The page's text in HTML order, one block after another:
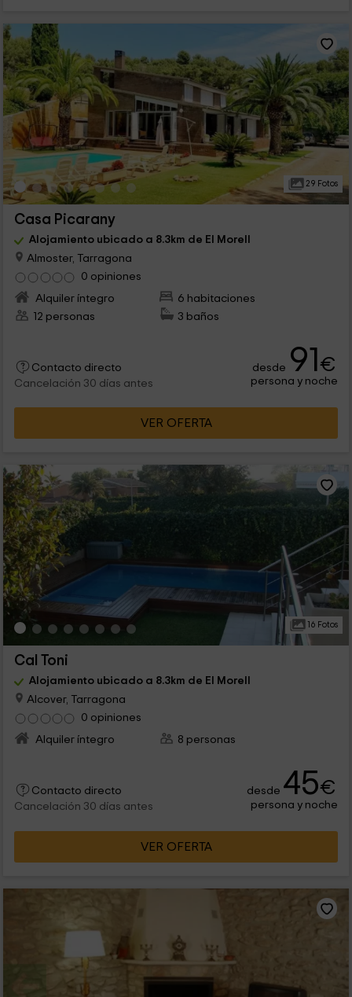
29 Fotos
Casa Picarany
Alojamiento ubicado a 8.3km de El Morell
Almoster, Tarragona
0 opiniones
Alquiler íntegro
6 habitaciones
12 personas
3 baños
Contacto directo
Cancelación 30 días antes
desde 91€
persona y noche
VER OFERTA
16 Fotos
Cal Toni
Alojamiento ubicado a 8.3km de El Morell
Alcover, Tarragona
0 opiniones
Alquiler íntegro
8 personas
Contacto directo
Cancelación 30 días antes
desde 45€
persona y noche
VER OFERTA